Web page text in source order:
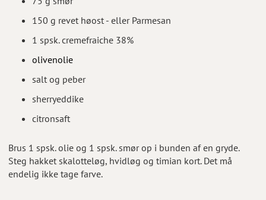
150 g revet høost - eller Parmesan
1 spsk. cremefraiche 38%
olivenolie
salt og peber
sherryeddike
citronsaft
Brus 1 spsk. olie og 1 spsk. smør op i bunden af en gryde.
Steg hakket skalotteløg, hvidløg og timian kort. Det må
endelig ikke tage farve.